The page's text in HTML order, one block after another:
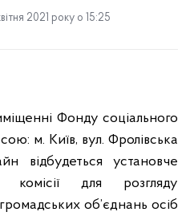
2021 року о 15:25
Фонду соціального
м. Київ, вул. Фролівська
відбудеться установче
комісії для розгляду
об’єднань осіб